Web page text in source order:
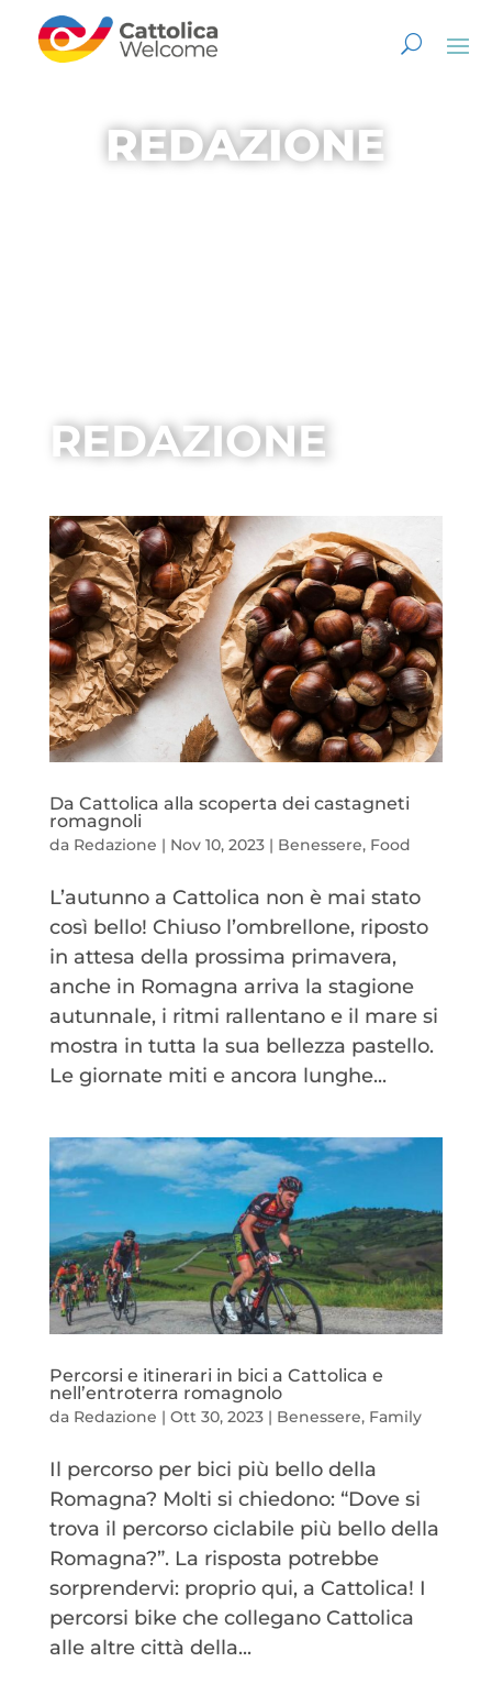
REDAZIONE
REDAZIONE
Da Cattolica alla scoperta dei castagneti
romagnoli
da Redazione | Nov 10, 2023| Benessere, Food
L’autunno a Cattolica non è mai stato
così bello! Chiuso l’ombrellone, riposto
in attesa della prossima primavera,
anche in Romagna arriva la stagione
autunnale, i ritmi rallentano e il mare si
mostra in tutta la sua bellezza pastello.
Le giornate miti e ancora lunghe...
Percorsi e itinerari in bici a Cattolica e
nell’entroterra romagnolo
da Redazione | Ott 30, 2023| Benessere, Family
Il percorso per bici più bello della
Romagna? Molti si chiedono: “Dove si
trova il percorso ciclabile più bello della
Romagna?”. La risposta potrebbe
sorprendervi: proprio qui, a Cattolica! I
percorsi bike che collegano Cattolica
alle altre città della...